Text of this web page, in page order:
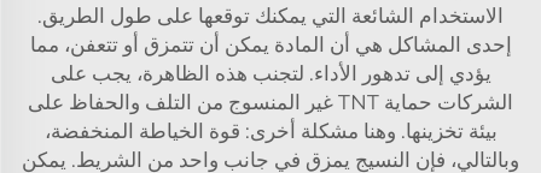
الاستخدام الشائعة التي يمكنك توقعها على طول الطريق.
إحدى المشاكل هي أن المادة يمكن أن تتمزق أو تتعفن، مما
يؤدي إلى تدهور الأداء. لتجنب هذه الظاهرة، يجب على
الشركات حماية TNT غير المنسوج من التلف والحفاظ على
بيئة تخزينها. وهنا مشكلة أخرى: قوة الخياطة المنخفضة،
وبالتالي، فإن النسيج يمزق في جانب واحد من الشريط. يمكن